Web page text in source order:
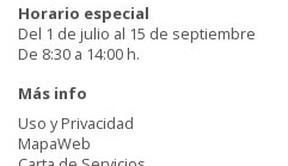
Horario especial
Del 1 de julio al 15 de septiembre
De 8:30 a 14:00 h.
Más info
Uso y Privacidad
MapaWeb